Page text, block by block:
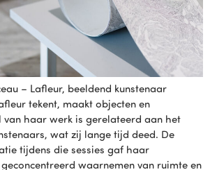
– Lafleur, beeldend kunstenaar
tekent, maakt objecten en
van haar werk is gerelateerd aan het
wat zij lange tijd deed. De
tijdens die sessies gaf haar
waarnemen van ruimte en